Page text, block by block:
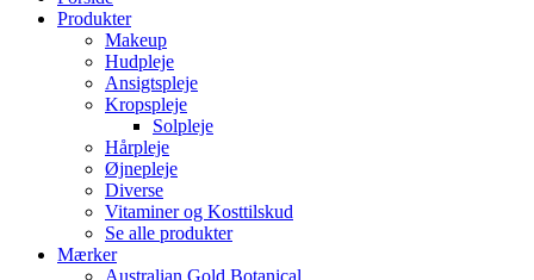
Produkter
Makeup
Hudpleje
Ansigtspleje
Kropspleje
Solpleje
Hårpleje
Øjnepleje
Diverse
Vitaminer og Kosttilskud
Se alle produkter
Mærker
Australian Gold Botanical